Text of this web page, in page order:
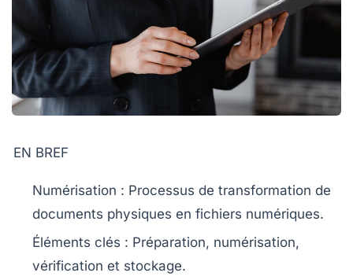
EN BREF
Numérisation : Processus de transformation de
documents physiques en fichiers numériques.
Éléments clés : Préparation, numérisation,
vérification et stockage.